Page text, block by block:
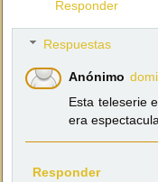
Responder
Respuestas
Anónimo
Esta teleserie
era
Responder